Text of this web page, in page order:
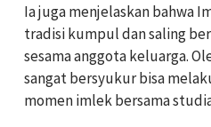
Ia juga menjelaskan bahwa
tradisi kumpul dan saling
sesama anggota keluarga.
sangat bersyukur bisa
momen imlek bersama